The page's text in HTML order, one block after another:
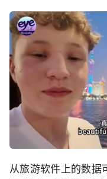
从旅游软件上的数据